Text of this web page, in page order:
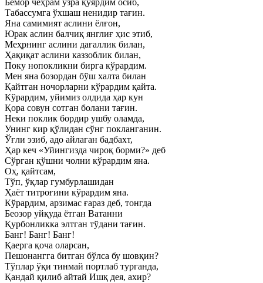
Бемор чеҳрам узра қўярдим осиб,
Табассумга ўхшаш ненидир тағин.
Яна самимият аслини ёлғон,
Юрак аслин балчиқ янглиғ ҳис этиб,
Меҳрнинг аслини дағаллик билан,
Ҳақиқат аслини каззоблик билан,
Поку нопокликни бирга кўрардим.
Мен яна бозордан бўш халта билан
Қайтган ночорларни кўрардим қайта.
Кўрардим, уйимиз олдида ҳар кун
Қора совун сотган болани тағин.
Неки поклик бордир ушбу оламда,
Унинг кир қўлидан сўнг покланганин.
Ўғли эзиб, адо айлаган бадбахт,
Ҳар кеч «Уйингизда чироқ борми?» деб
Сўрган қўшни чолни кўрардим яна.
Оҳ, қайтсам,
Тўп, ўқлар гумбурлашидан
Ҳаёт титроғини кўрардим яна.
Кўрардим, арзимас ғараз деб, тонгда
Беозор уйқуда ётган Ватанни
Қурбонликка элтган тўдани тағин.
Банг! Банг! Банг!
Қаерга қоча оларсан,
Пешонангга битган бўлса бу шовқин?
Тўплар ўқи тинмай портлаб турганда,
Қандай қилиб айтай Ишқ дея, ахир?